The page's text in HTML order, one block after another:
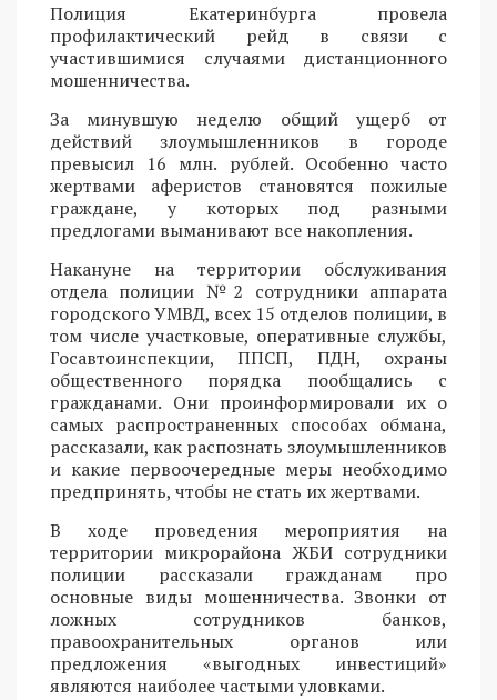
Полиция Екатеринбурга провела
профилактический рейд в связи с
участившимися случаями дистанционного
мошенничества.
За минувшую неделю общий ущерб от
действий злоумышленников в городе
превысил 16 млн. рублей. Особенно часто
жертвами аферистов становятся пожилые
граждане, у которых под разными
предлогами выманивают все накопления.
Накануне на территории обслуживания
отдела полиции №2 сотрудники аппарата
городского УМВД, всех 15 отделов полиции, в
том числе участковые, оперативные службы,
Госавтоинспекции, ППСП, ПДН, охраны
общественного порядка пообщались с
гражданами. Они проинформировали их о
самых распространенных способах обмана,
рассказали, как распознать злоумышленников
и какие первоочередные меры необходимо
предпринять, чтобы не стать их жертвами.
В ходе проведения мероприятия на
территории микрорайона ЖБИ сотрудники
полиции рассказали гражданам про
основные виды мошенничества. Звонки от
ложных сотрудников банков,
правоохранительных органов или
предложения «выгодных инвестиций»
являются наиболее частыми уловками.